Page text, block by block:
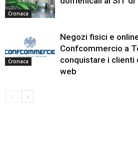
Cronaca
Cronaca
Negozi fisici e
Confcommercio a
conquistare i clienti
web